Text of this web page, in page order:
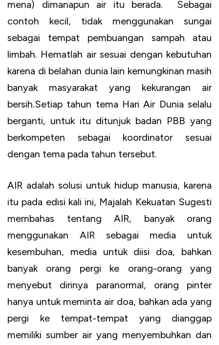
mena) dimanapun air itu berada. Sebagai
contoh kecil, tidak menggunakan sungai
sebagai tempat pembuangan sampah atau
limbah. Hematlah air sesuai dengan kebutuhan
karena di belahan dunia lain kemungkinan masih
banyak masyarakat yang kekurangan air
bersih.Setiap tahun tema Hari Air Dunia selalu
berganti, untuk itu ditunjuk badan PBB yang
berkompeten sebagai koordinator sesuai
dengan tema pada tahun tersebut.
AIR adalah solusi untuk hidup manusia, karena
itu pada edisi kali ini, Majalah Kekuatan Sugesti
membahas tentang AIR, banyak orang
menggunakan AIR sebagai media untuk
kesembuhan, media untuk diisi doa, bahkan
banyak orang pergi ke orang-orang yang
menyebut dirinya paranormal, orang pinter
hanya untuk meminta air doa, bahkan ada yang
pergi ke tempat-tempat yang dianggap
memiliki sumber air yang menyembuhkan dan